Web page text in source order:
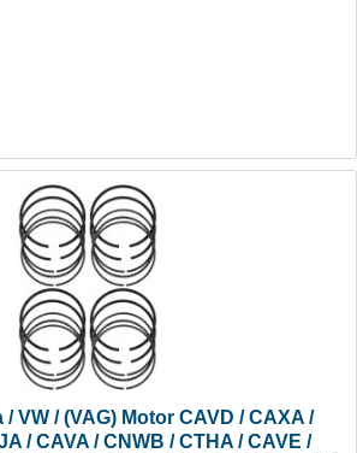
VW / (VAG) Motor CAVD / CAXA /
/ CAVA / CNWB / CTHA / CAVE /